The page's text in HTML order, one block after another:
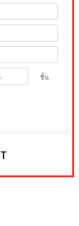
ชิ้น